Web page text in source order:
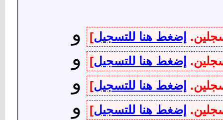
إضغط هنا للتسجيل] و
إضغط هنا للتسجيل] و
إضغط هنا للتسجيل] و
إضغط هنا للتسجيل] و